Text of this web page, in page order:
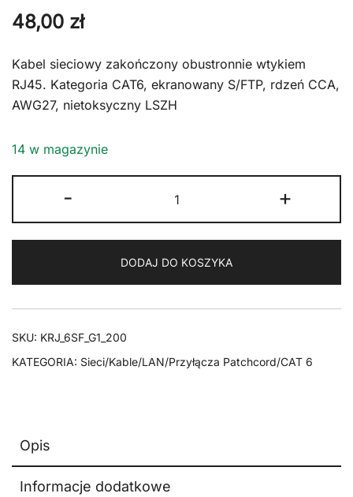
48,00 zł
Kabel sieciowy zakończony obustronnie wtykiem
RJ45. Kategoria CAT6, ekranowany S/FTP, rdzeń CCA,
AWG27, nietoksyczny LSZH
14 w magazynie
-
Kabel
RJ45
6
S/FTP
AWG27
20m
+
DODAJ DO KOSZYKA
SKU: KRJ_6SF_G1_200
KATEGORIA: Sieci/Kable/LAN/Przyłącza Patchcord/CAT 6
Opis
Informacje dodatkowe